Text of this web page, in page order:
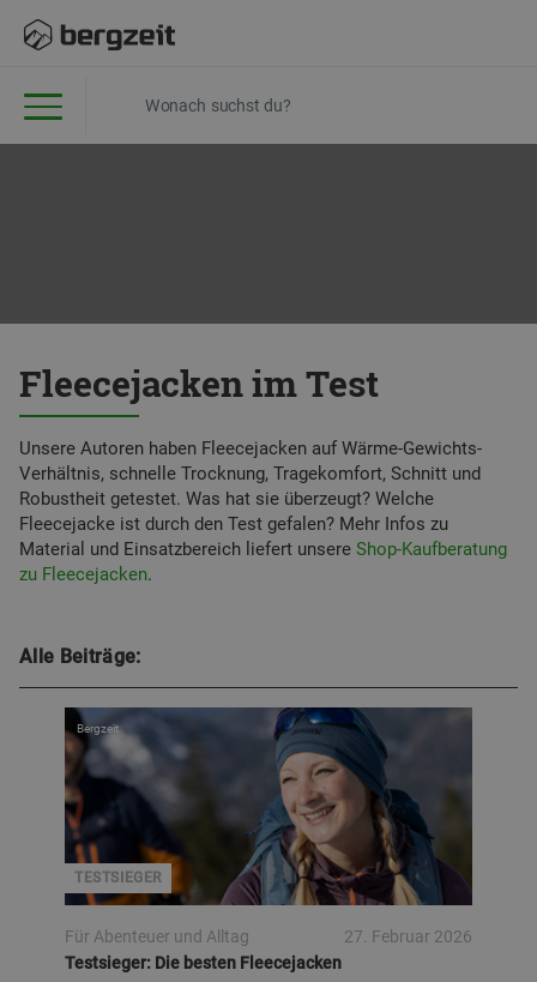
Fleecejacken im Test
Unsere Autoren haben Fleecejacken auf Wärme-Gewichts-
Verhältnis, schnelle Trocknung, Tragekomfort, Schnitt und
Robustheit getestet. Was hat sie überzeugt? Welche
Fleecejacke ist durch den Test gefalen? Mehr Infos zu
Material und Einsatzbereich liefert unsere Shop-Kaufberatung
zu Fleecejacken.
Alle Beiträge:
TESTSIEGER
Bergzeit
Für Abenteuer und Alltag
27. Februar 2026
Testsieger: Die besten Fleecejacken